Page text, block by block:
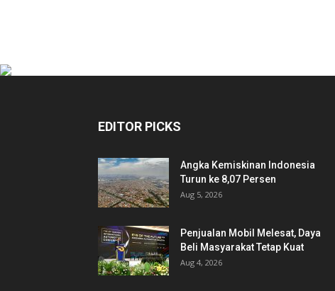
EDITOR PICKS
Angka Kemiskinan Indonesia
Turun ke 8,07 Persen
Aug 5, 2026
Penjualan Mobil Melesat, Daya
Beli Masyarakat Tetap Kuat
Aug 4, 2026